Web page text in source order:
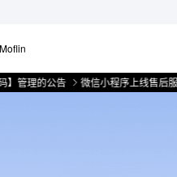
Moflin
公告 微信小程序上线售后服务公告